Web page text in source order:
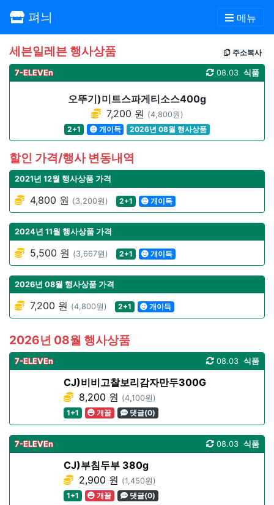
펴늬 메뉴
세븐일레븐 행사상품 주소복사
7-ELEVEn 식품
08.03
오뚜기)미트스파게티소스400g
7,200 원 (4,800원)
2+1
개이득 2026년 08월 행사상품
할인 가격/행사 변동내역
2021년 12월 행사상품 가격
4,800 원 (3,200원) 2+1 개이득
2024년 11월 행사상품 가격
5,500 원 (3,667원) 2+1 개이득
2026년 08월 행사상품 가격
7,200 원 (4,800원) 2+1 개이득
2026년 08월 행사상품
7-ELEVEn 식품
08.03
CJ)비비고찰보리감자만두300G
8,200 원 (4,100원)
1+1
개꿀 댓글(0)
7-ELEVEn 식품
08.03
CJ)부침두부 380g
2,900 원 (1,450원)
1+1
개꿀 댓글(0)